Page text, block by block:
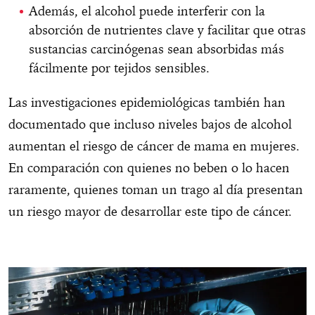
Además, el alcohol puede interferir con la
absorción de nutrientes clave y facilitar que otras
sustancias carcinógenas sean absorbidas más
fácilmente por tejidos sensibles.
Las investigaciones epidemiológicas también han
documentado que incluso niveles bajos de alcohol
aumentan el riesgo de cáncer de mama en mujeres.
En comparación con quienes no beben o lo hacen
raramente, quienes toman un trago al día presentan
un riesgo mayor de desarrollar este tipo de cáncer.